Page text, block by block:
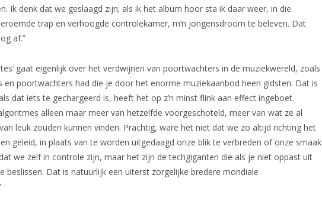
Ik denk dat we geslaagd zijn; als ik het album hoor sta ik daar weer, in die
trap en verhoogde controlekamer, m’n jongensdroom te beleven. Dat
af.”
gaat eigenlijk over het verdwijnen van poortwachters in de muziekwereld, zoals
en poortwachters had die je door het enorme muziekaanbod heen gidsten. Dat is
dat iets te gechargeerd is, heeft het op z’n minst flink aan effect ingeboet.
alleen maar meer van hetzelfde voorgeschoteld, meer van wat ze al
leuk zouden kunnen vinden. Prachtig, ware het niet dat we zo altijd richting het
geleid, in plaats van te worden uitgedaagd onze blik te verbreden of onze smaak
we zelf in controle zijn, maar het zijn de techgiganten die als je niet oppast uit
beslissen. Dat is natuurlijk een uiterst zorgelijke bredere mondiale